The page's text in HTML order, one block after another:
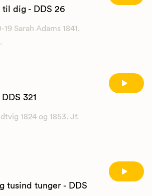
dig - DDS 26
19 Sarah Adams 1841.
321
1824 og 1853. Jf.
tusind tunger - DDS